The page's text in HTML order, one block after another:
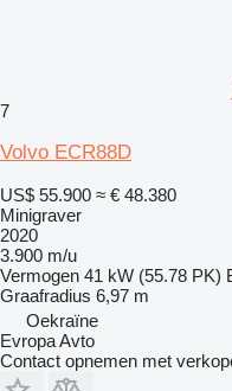
7
Volvo ECR88D
US$ 55.900 ≈ € 48.380
Minigraver
2020
3.900 m/u
Vermogen 41 kW (55.78 PK)
Graafradius 6,97 m
Oekraïne
Evropa Avto
Contact opnemen met